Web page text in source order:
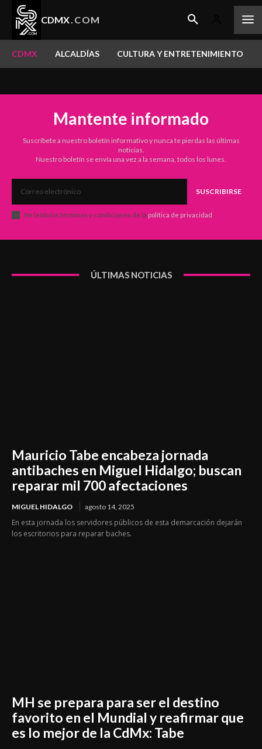
CDMX .COM
CDMX ALCALDÍAS CULTURA Y ENTRETENIMIENTO
Mantente informado
Suscríbete a nuestro boletín informativo y nunca te pierdas las últimas
noticias.
Nuestro boletín se envía una vez a la semana, todos los lunes.
SUSCRIBIRSE
He leído los términos y condiciones de la política de privacidad
ÚLTIMAS NOTICIAS
Mauricio Tabe encabeza jornada
antibaches en Miguel Hidalgo; buscan
reparar mil 700 afectaciones
MIGUEL HIDALGO agosto 14, 2025
En esta jornada los servidores públicos de esta demarcación dejarán
los escritorios para reparar baches.
MH se prepara para ser el destino
favorito en el Mundial y reafirmar que
es lo mejor de la CdMx: Tabe